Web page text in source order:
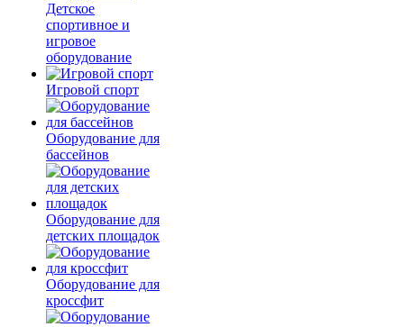
Детское
спортивное и
игровое
оборудование
Игровой спорт
Оборудование для
бассейнов
Оборудование для
детских площадок
Оборудование для
кроссфит